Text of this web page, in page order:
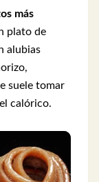
más
plato de
alubias
suele tomar
calórico.